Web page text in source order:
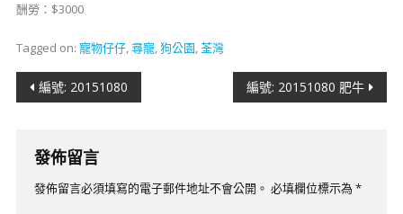
酬勞：$3000
Tagged on: 寵物仔仔,尋寵,狗公園,荃灣
文
導
覽
編號: 20151080 編號: 20151080 肥牛
發佈留言
發佈留言必須填寫的電子郵件地址不會公開。 必填欄位標示為 *